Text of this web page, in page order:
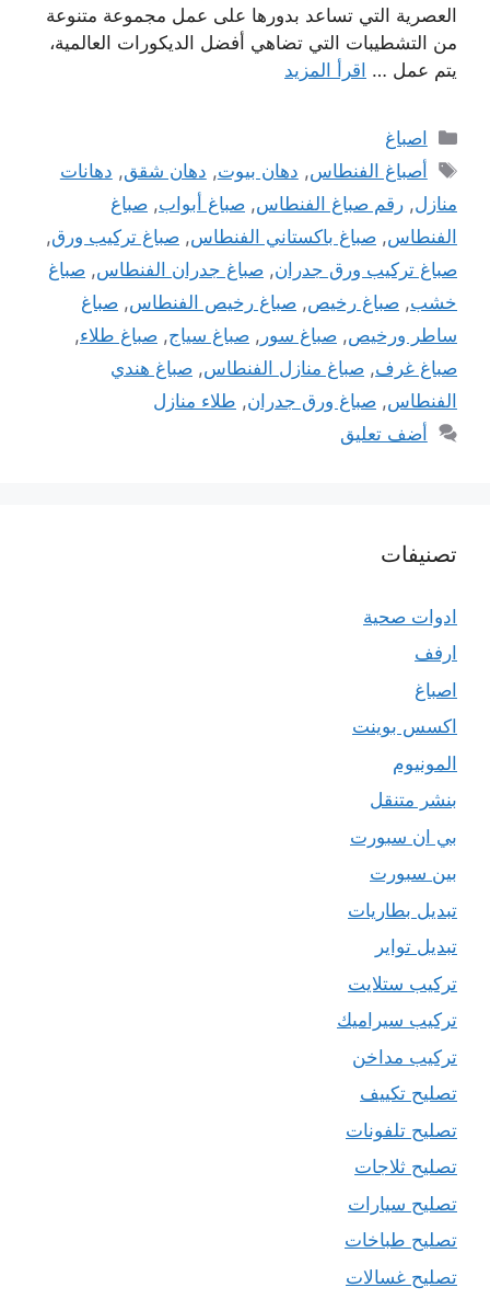
العصرية التي تساعد بدورها على عمل مجموعة متنوعة
من التشطيبات التي تضاهي أفضل الديكورات العالمية،
يتم عمل … اقرأ المزيد
التصنيفات
اصباغ
الوسوم
أصباغ الفنطاس, دهان بيوت, دهان شقق, دهانات
منازل, رقم صباغ الفنطاس, صباغ أبواب, صباغ
الفنطاس, صباغ باكستاني الفنطاس, صباغ تركيب ورق,
صباغ تركيب ورق جدران, صباغ جدران الفنطاس, صباغ
خشب, صباغ رخيص, صباغ رخيص الفنطاس, صباغ
ساطر ورخيص, صباغ سور , صباغ سياج, صباغ طلاء,
صباغ غرف, صباغ منازل الفنطاس, صباغ هندي
الفنطاس, صباغ ورق جدران, طلاء منازل
أضف تعليق
تصنيفات
ادوات صحية
ارفف
اصباغ
اكسس بوينت
المونيوم
بنشر متنقل
بي ان سبورت
بين سبورت
تبديل بطاريات
تبديل تواير
تركيب ستلايت
تركيب سيراميك
تركيب مداخن
تصليح تكييف
تصليح تلفونات
تصليح ثلاجات
تصليح سيارات
تصليح طباخات
تصليح غسالات